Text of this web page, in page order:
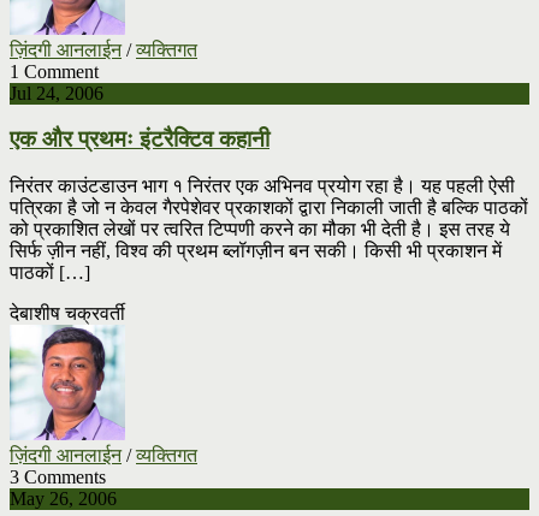
ज़िंदगी आनलाईन/व्यक्तिगत
1 Comment
Jul 24, 2006
एक और प्रथमः इंटरैक्टिव कहानी
निरंतर काउंटडाउन भाग १ निरंतर एक अभिनव प्रयोग रहा है। यह पहली ऐसी
पत्रिका है जो न केवल गैरपेशेवर प्रकाशकों द्वारा निकाली जाती है बल्कि पाठकों
को प्रकाशित लेखों पर त्वरित टिप्पणी करने का मौका भी देती है। इस तरह ये
सिर्फ ज़ीन नहीं, विश्व की प्रथम ब्लॉगज़ीन बन सकी। किसी भी प्रकाशन में
पाठकों […]
देबाशीष चक्रवर्ती
ज़िंदगी आनलाईन/व्यक्तिगत
3 Comments
May 26, 2006